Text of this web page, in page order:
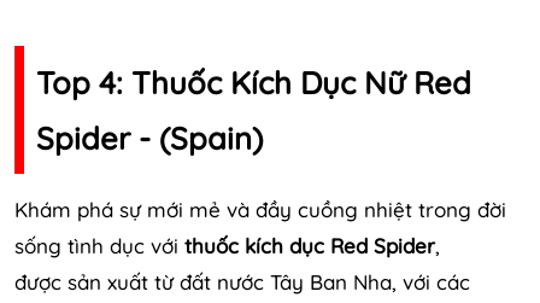
Top 4: Thuốc Kích Dục Nữ Red
Spider - (Spain)
Khám phá sự mới mẻ và đầy cuồng nhiệt trong đời
sống tình dục với thuốc kích dục Red Spider,
được sản xuất từ đất nước Tây Ban Nha, với các